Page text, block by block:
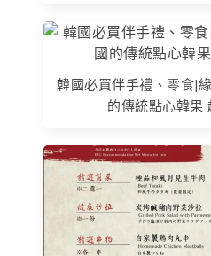
韓國必買伴手禮、零食|
的傳統點心韓果